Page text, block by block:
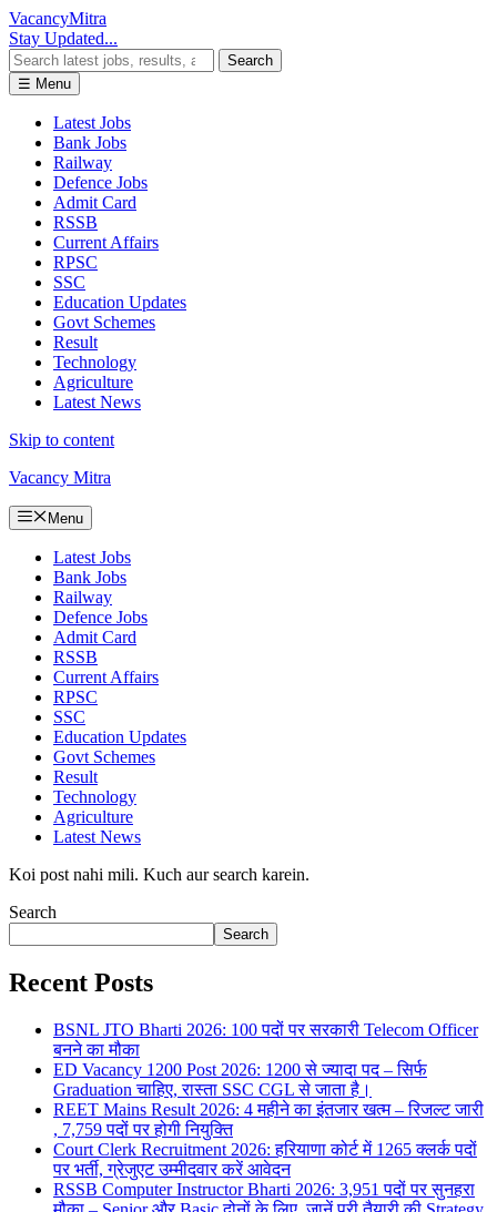
VacancyMitra
Stay Updated...
Search
☰ Menu
Latest Jobs
Bank Jobs
Railway
Defence Jobs
Admit Card
RSSB
Current Affairs
RPSC
SSC
Education Updates
Govt Schemes
Result
Technology
Agriculture
Latest News
Skip to content
Vacancy Mitra
Menu
Latest Jobs
Bank Jobs
Railway
Defence Jobs
Admit Card
RSSB
Current Affairs
RPSC
SSC
Education Updates
Govt Schemes
Result
Technology
Agriculture
Latest News
Koi post nahi mili. Kuch aur search karein.
Search
Search
Recent Posts
BSNL JTO Bharti 2026: 100 पदों पर सरकारी Telecom Officer
बनने का मौका
ED Vacancy 1200 Post 2026: 1200 से ज्यादा पद – सिर्फ
Graduation चाहिए, रास्ता SSC CGL से जाता है।
REET Mains Result 2026: 4 महीने का इंतजार खत्म – रिजल्ट जारी
, 7,759 पदों पर होगी नियुक्ति
Court Clerk Recruitment 2026: हरियाणा कोर्ट में 1265 क्लर्क पदों
पर भर्ती, ग्रेजुएट उम्मीदवार करें आवेदन
RSSB Computer Instructor Bharti 2026: 3,951 पदों पर सुनहरा